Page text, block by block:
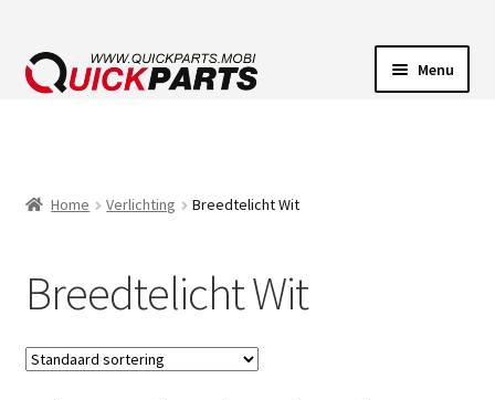
Menu
ELEKTRISCHE CONNECTOREN
Home Verlichting Breedtelicht Wit
Breedtelicht Wit